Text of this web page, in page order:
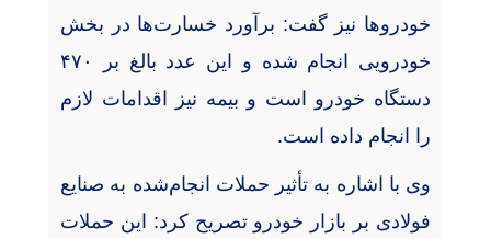
خودروها نیز گفت: برآورد خسارت‌ها در بخش
خودرویی انجام شده و این عدد بالغ بر
۴۷۰
دستگاه خودرو است و بیمه نیز اقدامات لازم
را انجام داده است.
وی با اشاره به تأثیر حملات انجام‌شده به صنایع
فولادی بر بازار خودرو تصریح کرد: این حملات